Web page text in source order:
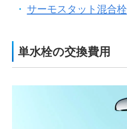
サーモスタット混合栓
単水栓の交換費用